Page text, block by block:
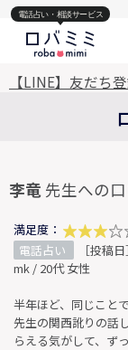
電話占い・相談サービス
【LINE】友だち
李竜 先生への
満足度：
電話占い
［投稿
mk / 20代 女性
半年ほど、同じこと
先生の関西訛りの話
らえる気がして、ず